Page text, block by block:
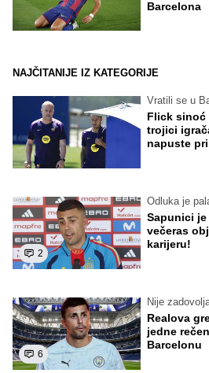
Barcelona
NAJČITANIJE IZ KATEGORIJE
Vratili se u
Flick sinoć
trojici
napuste
2
Odluka je
Sapunici
večeras
karijeru!
6
Nije
Realova
jedne
Barcelonu